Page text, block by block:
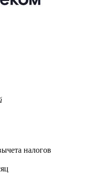
налогов